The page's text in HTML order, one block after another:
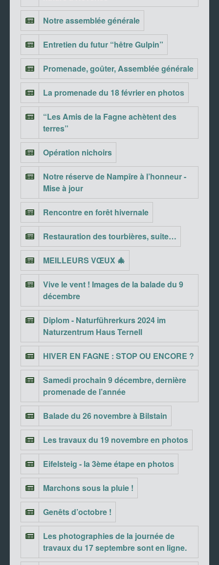
Notre assemblée générale
Entretien du futur “hêtre Gulpin”
Promenade, goûter, Assemblée générale
La promenade du 18 février en photos
“Les Amis de la Fagne achètent des
terres”
Opération nichoirs
Notre réserve de Nampîre à l’honneur -
Mise à jour
Rencontre en forêt hivernale
Restauration des tourbières, suite…
MEILLEURS VŒUX 🎄
Vive le vent ! Images de la balade du 9
décembre
Diplom - Naturführerkurs 2024 im
Naturzentrum Haus Ternell
HIVER EN FAGNE : STOP OU ENCORE ?
Samedi prochain 9 décembre, dernière
promenade de l’année
Balade du 26 novembre à Bilstain
Les travaux du 19 novembre en photos
Eifelsteig - la 3ème étape en photos
Marchons sous la pluie !
Genêts d’octobre !
Les photographies de la journée de
travaux du 17 septembre sont en ligne.